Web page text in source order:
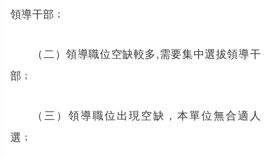
領導干部﹔
（二）領導職位空缺較多,需要集中選拔領導干
部﹔
（三）領導職位出現空缺，本單位無合適人
選﹔